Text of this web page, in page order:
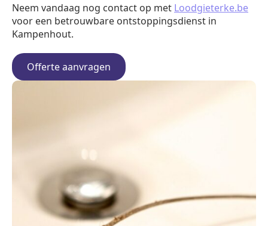
Neem vandaag nog contact op met Loodgieterke.be
voor een betrouwbare ontstoppingsdienst in
Kampenhout.
Offerte aanvragen